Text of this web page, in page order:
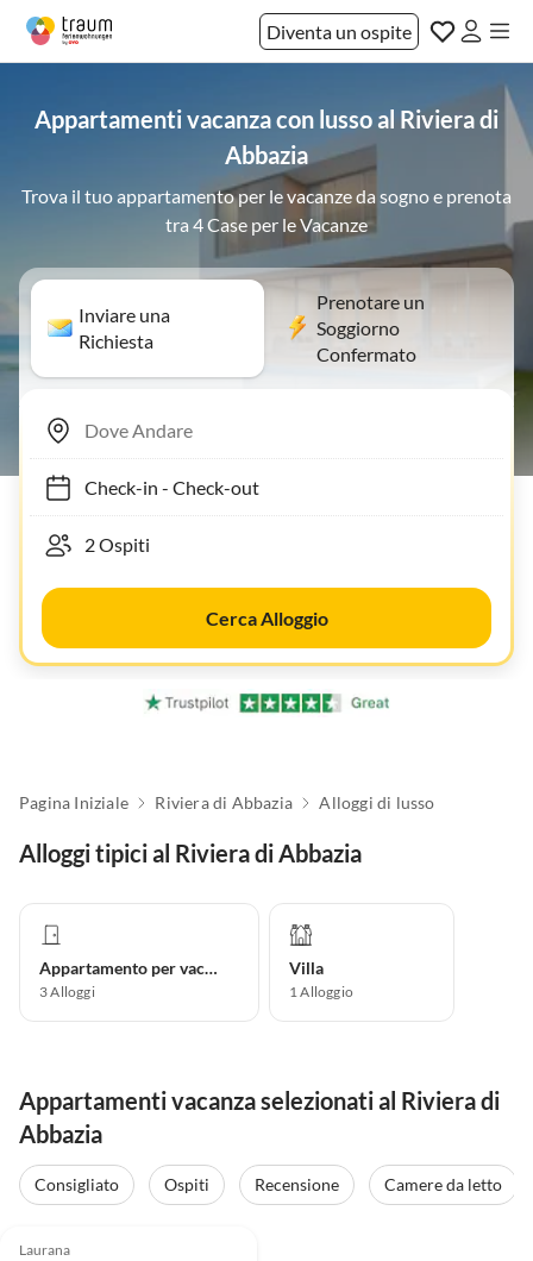
Diventa un ospite
Appartamenti vacanza con lusso al Riviera di
Abbazia
Trova il tuo appartamento per le vacanze da sogno e prenota
tra 4 Case per le Vacanze
Inviare una
Richiesta
Prenotare un
Soggiorno
Confermato
Check-in- Check-out
Cerca Alloggio
Pagina Iniziale Riviera di Abbazia Alloggi di lusso
Alloggi tipici al Riviera di Abbazia
Appartamento per vacanze
3Alloggi
Villa
1Alloggio
Appartamenti vacanza selezionati al Riviera di
Abbazia
Consigliato Ospiti Recensione
Camere da letto
Laurana